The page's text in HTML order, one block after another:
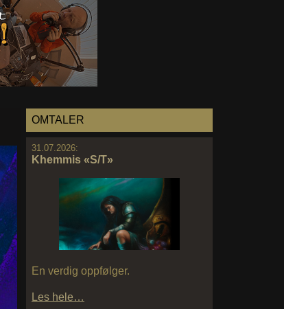
OMTALER
31.07.2026:
Khemmis «S/T»
En verdig oppfølger.
Les hele…